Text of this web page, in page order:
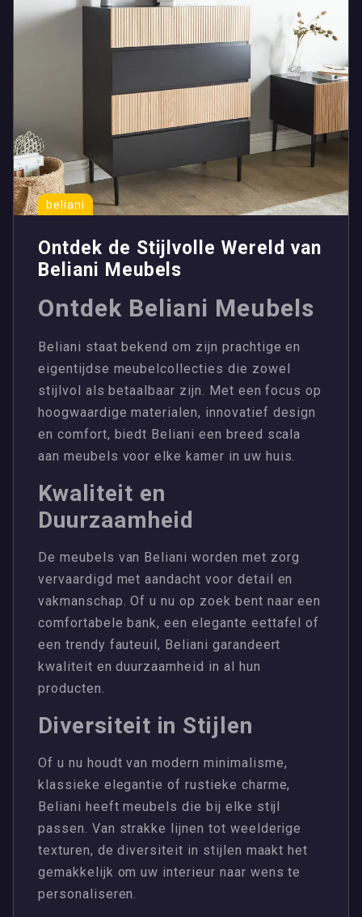
beliani
Ontdek de Stijlvolle Wereld van
Beliani Meubels
Ontdek Beliani Meubels
Beliani staat bekend om zijn prachtige en
eigentijdse meubelcollecties die zowel
stijlvol als betaalbaar zijn. Met een focus op
hoogwaardige materialen, innovatief design
en comfort, biedt Beliani een breed scala
aan meubels voor elke kamer in uw huis.
Kwaliteit en
Duurzaamheid
De meubels van Beliani worden met zorg
vervaardigd met aandacht voor detail en
vakmanschap. Of u nu op zoek bent naar een
comfortabele bank, een elegante eettafel of
een trendy fauteuil, Beliani garandeert
kwaliteit en duurzaamheid in al hun
producten.
Diversiteit in Stijlen
Of u nu houdt van modern minimalisme,
klassieke elegantie of rustieke charme,
Beliani heeft meubels die bij elke stijl
passen. Van strakke lijnen tot weelderige
texturen, de diversiteit in stijlen maakt het
gemakkelijk om uw interieur naar wens te
personaliseren.